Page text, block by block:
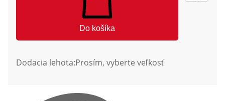
Do košíka
Dodacia lehota:Prosím, vyberte veľkosť